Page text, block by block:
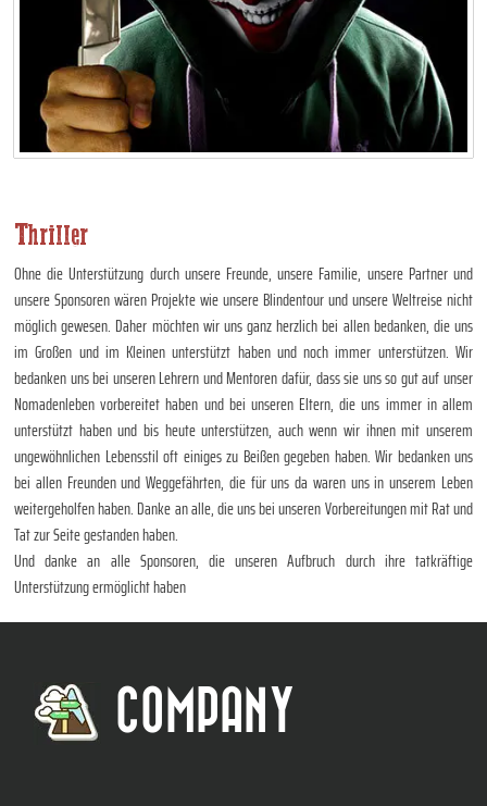
Thriller
Ohne die Unterstützung durch unsere Freunde, unsere Familie, unsere Partner und
unsere Sponsoren wären Projekte wie unsere Blindentour und unsere Weltreise nicht
möglich gewesen. Daher möchten wir uns ganz herzlich bei allen bedanken, die uns
im Großen und im Kleinen unterstützt haben und noch immer unterstützen. Wir
bedanken uns bei unseren Lehrern und Mentoren dafür, dass sie uns so gut auf unser
Nomadenleben vorbereitet haben und bei unseren Eltern, die uns immer in allem
unterstützt haben und bis heute unterstützen, auch wenn wir ihnen mit unserem
ungewöhnlichen Lebensstil oft einiges zu Beißen gegeben haben. Wir bedanken uns
bei allen Freunden und Weggefährten, die für uns da waren uns in unserem Leben
weitergeholfen haben. Danke an alle, die uns bei unseren Vorbereitungen mit Rat und
Tat zur Seite gestanden haben.
Und danke an alle Sponsoren, die unseren Aufbruch durch ihre tatkräftige
Unterstützung ermöglicht haben
COMPANY